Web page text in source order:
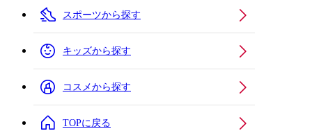
スポーツから探す
キッズから探す
コスメから探す
TOPに戻る